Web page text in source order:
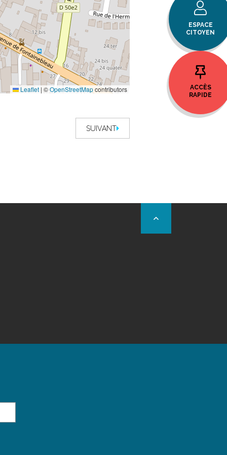
Leaflet | ©OpenStreetMapcontributors
SUIVANT
ESPACE
CITOYEN
ACCÈS
RAPIDE